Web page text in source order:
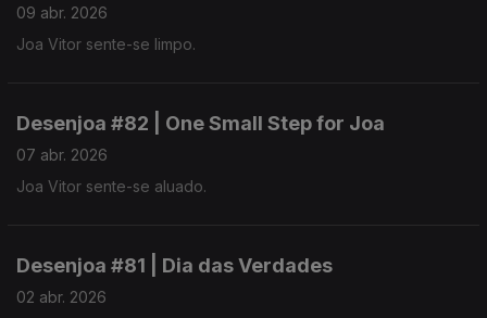
09 abr. 2026
Joa Vitor sente-se limpo.
Desenjoa #82 | One Small Step for Joa
07 abr. 2026
Joa Vitor sente-se aluado.
Desenjoa #81 | Dia das Verdades
02 abr. 2026